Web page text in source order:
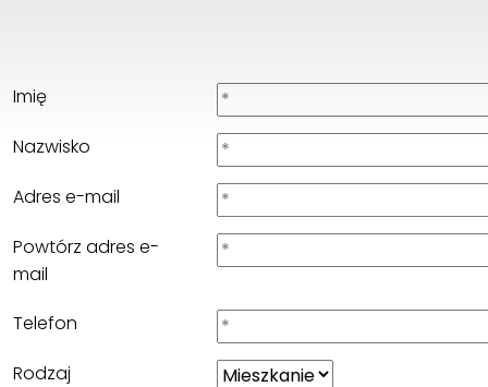
Imię
Nazwisko
Adres e-mail
Powtórz adres e-
mail
Telefon
Rodzaj